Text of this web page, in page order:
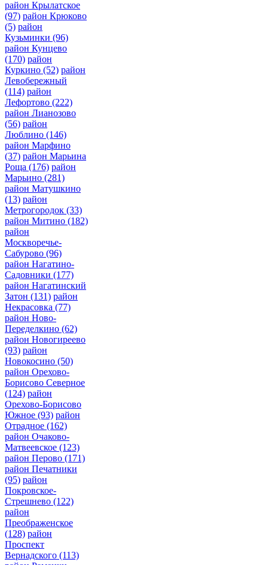
район Крылатское
(97) район Крюково
(5) район
Кузьминки (96)
район Кунцево
(170) район
Куркино (52) район
Левобережный
(114) район
Лефортово (222)
район Лианозово
(56) район
Люблино (146)
район Марфино
(37) район Марьина
Роща (176) район
Марьино (281)
район Матушкино
(13) район
Метрогородок (33)
район Митино (182)
район
Москворечье-
Сабурово (96)
район Нагатино-
Садовники (177)
район Нагатинский
Затон (131) район
Некрасовка (77)
район Ново-
Переделкино (62)
район Новогиреево
(93) район
Новокосино (50)
район Орехово-
Борисово Северное
(124) район
Орехово-Борисово
Южное (93) район
Отрадное (162)
район Очаково-
Матвеевское (123)
район Перово (171)
район Печатники
(95) район
Покровское-
Стрешнево (122)
район
Преображенское
(128) район
Проспект
Вернадского (113)